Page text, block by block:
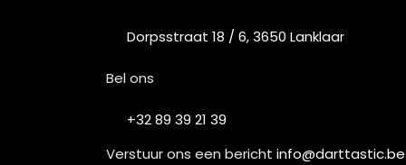
Dorpsstraat 18 / 6, 3650 Lanklaar
Bel ons
+32 89 39 21 39
Verstuur ons een bericht info@darttastic.be